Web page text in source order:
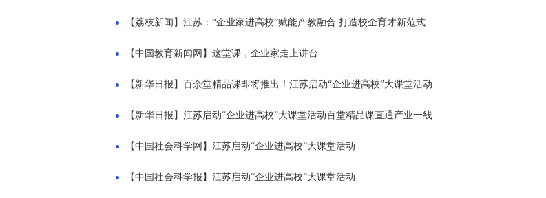
【荔枝新闻】江苏：“企业家进高校”赋能产教融合 打造校企育才新范式
【中国教育新闻网】这堂课，企业家走上讲台
【新华日报】百余堂精品课即将推出！江苏启动“企业进高校”大课堂活动
【新华日报】江苏启动“企业进高校”大课堂活动百堂精品课直通产业一线
【中国社会科学网】江苏启动“企业进高校”大课堂活动
【中国社会科学报】江苏启动“企业进高校”大课堂活动